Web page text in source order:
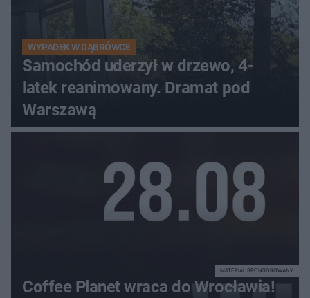
WYPADEK W DĄBRÓWCE
Samochód uderzył w drzewo, 4-
latek reanimowany. Dramat pod
Warszawą
Coffee Planet wraca do Wrocławia!
MATERIAŁ SPONSOROWANY